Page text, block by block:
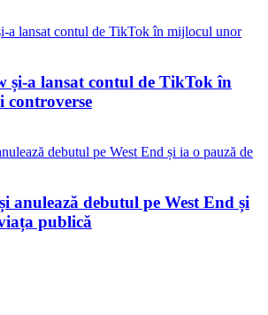
și-a lansat contul de TikTok în
anulează debutul pe West End și
publică